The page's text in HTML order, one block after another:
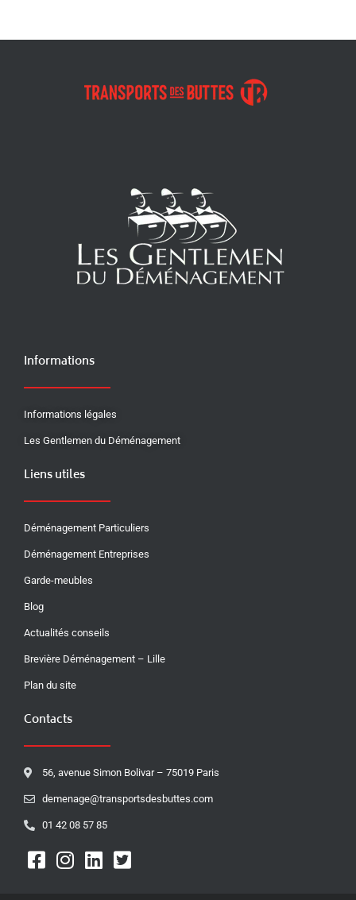
Informations
Informations légales
Les Gentlemen du Déménagement
Liens utiles
Déménagement Particuliers
Déménagement Entreprises
Garde-meubles
Blog
Actualités conseils
Brevière Déménagement – Lille
Plan du site
Contacts
56, avenue Simon Bolivar – 75019 Paris
demenage@transportsdesbuttes.com
01 42 08 57 85